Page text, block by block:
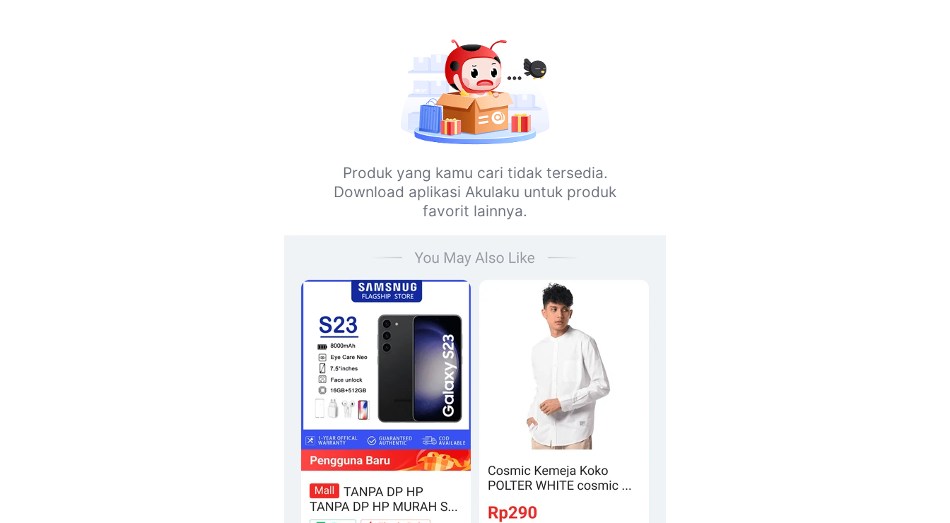
Produk yang kamu cari tidak tersedia.
Download aplikasi Akulaku untuk produk
favorit lainnya.